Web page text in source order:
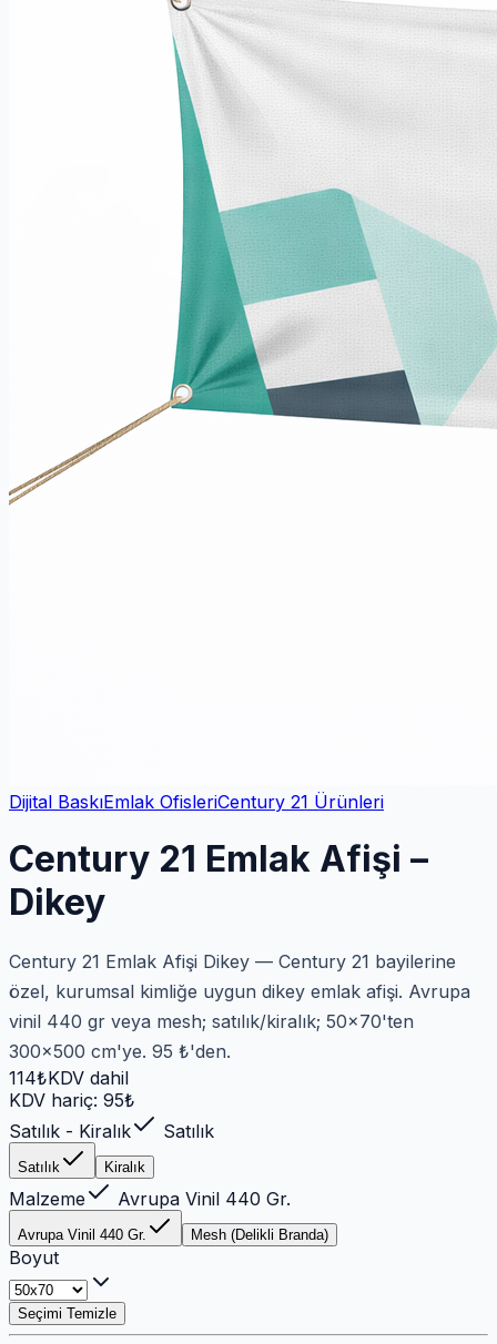
Dijital BaskıEmlak OfisleriCentury 21 Ürünleri
Century 21 Emlak Afişi –
Dikey
Century 21 Emlak Afişi Dikey — Century 21 bayilerine
özel, kurumsal kimliğe uygun dikey emlak afişi. Avrupa
vinil 440 gr veya mesh; satılık/kiralık; 50×70'ten
300×500 cm'ye. 95 ₺'den.
114₺KDV dahil
KDV hariç: 95₺
Satılık - Kiralık
Satılık
Satılık Kiralık
Malzeme Avrupa Vinil 440 Gr.
Avrupa Vinil 440 Gr. Mesh (Delikli Branda)
Boyut
Seçimi Temizle